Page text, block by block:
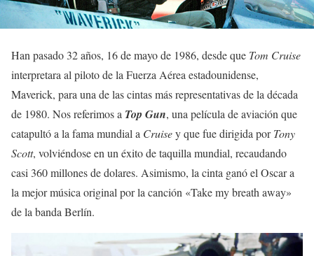
Han pasado 32 años, 16 de mayo de 1986, desde que Tom Cruise
interpretara al piloto de la Fuerza Aérea estadounidense,
Maverick, para una de las cintas más representativas de la década
de 1980. Nos referimos a Top Gun, una película de aviación que
catapultó a la fama mundial a Cruisey que fue dirigida porTony
Scott, volviéndose en un éxito de taquilla mundial, recaudando
casi 360 millones de dolares. Asimismo, la cinta ganó el Oscar a
la mejor música original por la canción «Take my breath away»
de la banda Berlín.